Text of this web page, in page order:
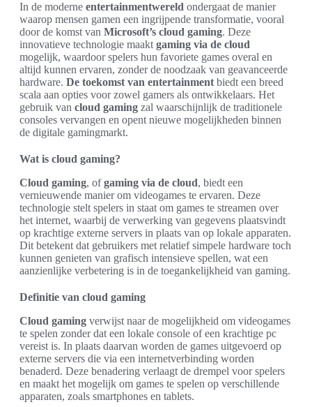
In de moderne entertainmentwereld ondergaat de manier
waarop mensen gamen een ingrijpende transformatie, vooral
door de komst van Microsoft’s cloud gaming. Deze
innovatieve technologie maakt gaming via de cloud
mogelijk, waardoor spelers hun favoriete games overal en
altijd kunnen ervaren, zonder de noodzaak van geavanceerde
hardware. De toekomst van entertainment biedt een breed
scala aan opties voor zowel gamers als ontwikkelaars. Het
gebruik van cloud gaming zal waarschijnlijk de traditionele
consoles vervangen en opent nieuwe mogelijkheden binnen
de digitale gamingmarkt.
Wat is cloud gaming?
Cloud gaming, ofgaming via de cloud, biedt een
vernieuwende manier om videogames te ervaren. Deze
technologie stelt spelers in staat om games te streamen over
het internet, waarbij de verwerking van gegevens plaatsvindt
op krachtige externe servers in plaats van op lokale apparaten.
Dit betekent dat gebruikers met relatief simpele hardware toch
kunnen genieten van grafisch intensieve spellen, wat een
aanzienlijke verbetering is in de toegankelijkheid van gaming.
Definitie van cloud gaming
Cloud gaming verwijst naar de mogelijkheid om videogames
te spelen zonder dat een lokale console of een krachtige pc
vereist is. In plaats daarvan worden de games uitgevoerd op
externe servers die via een internetverbinding worden
benaderd. Deze benadering verlaagt de drempel voor spelers
en maakt het mogelijk om games te spelen op verschillende
apparaten, zoals smartphones en tablets.